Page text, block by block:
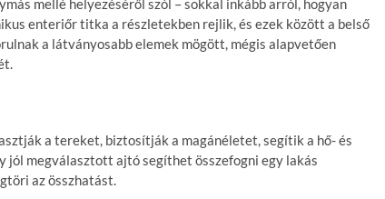
mellé helyezéséről szól – sokkal inkább arról, hogyan
enteriőr titka a részletekben rejlik, és ezek között a belső
a látványosabb elemek mögött, mégis alapvetően
a tereket, biztosítják a magánéletet, segítik a hő- és
jól megválasztott ajtó segíthet összefogni egy lakás
az összhatást.